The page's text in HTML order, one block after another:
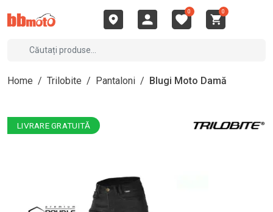
0 0
Home / Trilobite / Pantaloni / Blugi Moto Damă
LIVRARE GRATUITĂ